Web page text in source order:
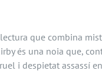
que combina
és una noia que,
i despietat assassí